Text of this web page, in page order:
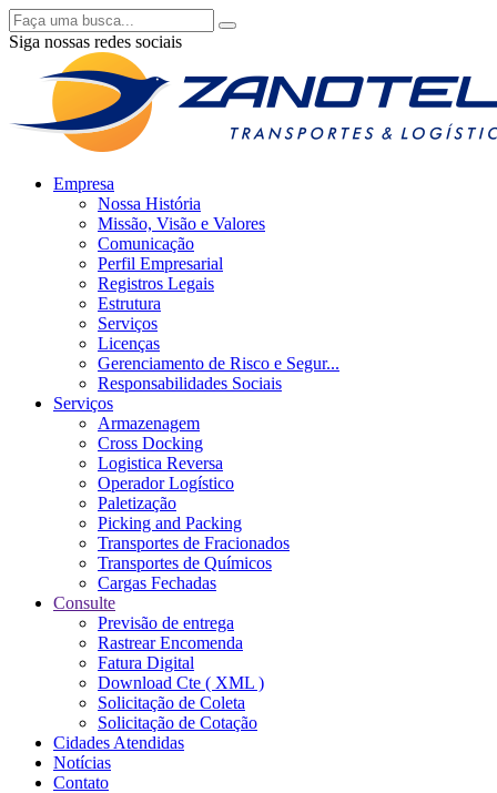
Siga nossas redes sociais
Empresa
Nossa História
Missão, Visão e Valores
Comunicação
Perfil Empresarial
Registros Legais
Estrutura
Serviços
Licenças
Gerenciamento de Risco e Segur...
Responsabilidades Sociais
Serviços
Armazenagem
Cross Docking
Logistica Reversa
Operador Logístico
Paletização
Picking and Packing
Transportes de Fracionados
Transportes de Químicos
Cargas Fechadas
Consulte
Previsão de entrega
Rastrear Encomenda
Fatura Digital
Download Cte ( XML )
Solicitação de Coleta
Solicitação de Cotação
Cidades Atendidas
Notícias
Contato